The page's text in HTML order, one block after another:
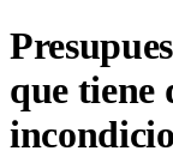
que tiene